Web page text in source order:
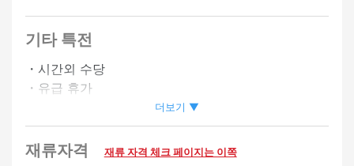
정사원 승급가능
기타 특전
・시간외 수당
・유급 휴가
환영
경험자 우대
더보기 ▼
재류자격 재류 자격 체크 페이지는 이쪽